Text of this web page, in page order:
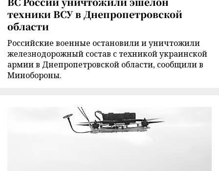
техники ВСУ в Днепропетровской
области
Российские военные остановили и уничтожили
железнодорожный состав с техникой украинской
армии в Днепропетровской области, сообщили в
Минобороны.